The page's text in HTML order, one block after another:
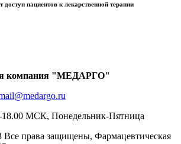
пациентов к лекарственной терапии
компания "МЕДАРГО"
18.00 МСК, Понедельник-Пятница
Все права защищены, Фармацевтическая